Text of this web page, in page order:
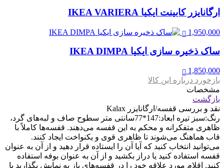
ارگانایزر کابینت ایکیا IKEA VARIERA
1,950,000
ساک ذخیره سازی ایکیا IKEA DIMPA
1,850,000
بازخورد درباره این کالا
مشخصات
بازگشت
نقد و بررسی قفسه/ارگانایزر Kalax
رنگ:سبز تیره ابعاد:147*77سانتی متر سطوح صاف و لبه‌های گرد،
ظاهری متفکرانه و محکم به این قفسه می‌دهند. ​ قفسه‌ها کاملاً با
قاب هماهنگ می‌شوند تا ظاهری قوی و یکنواخت ایجاد کنند. ​
می‌توانید انتخاب کنید که آیا آن را ایستاده قرار دهید و از آن به عنوان
قفسه استفاده کنید یا دراز بکشید و از آن به عنوان بوفه استفاده
کنید. اقلام مورد علاقه خود را در قفسه‌های باز به نمایش بگذارید یا